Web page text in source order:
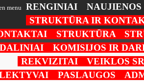
menu RENGINIAI NAUJIENOS
STRUKTŪRA IR
STRUKTŪRA
KOMISIJOS IR
REKVIZITAI
VEIKLOS
PASLAUGOS